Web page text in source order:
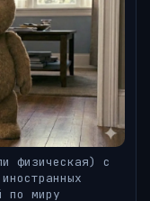
физическая) с
по миру